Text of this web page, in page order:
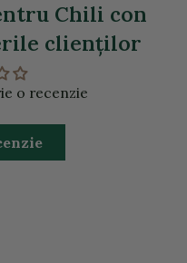
Chili con
clienţilor
o recenzie